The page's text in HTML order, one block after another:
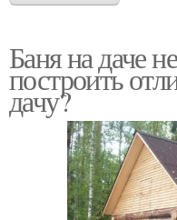
Баня на даче
построить
дачу?